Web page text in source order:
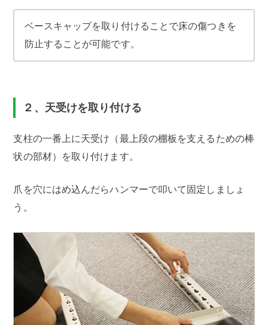
ベースキャップを取り付けることで床の傷つきを
防止することが可能です。
２、天受けを取り付ける
支柱の一番上に天受け（最上段の棚板を支えるための棒
状の部材）を取り付けます。
爪を穴にはめ込んだらハンマーで叩いて固定しましょ
う。